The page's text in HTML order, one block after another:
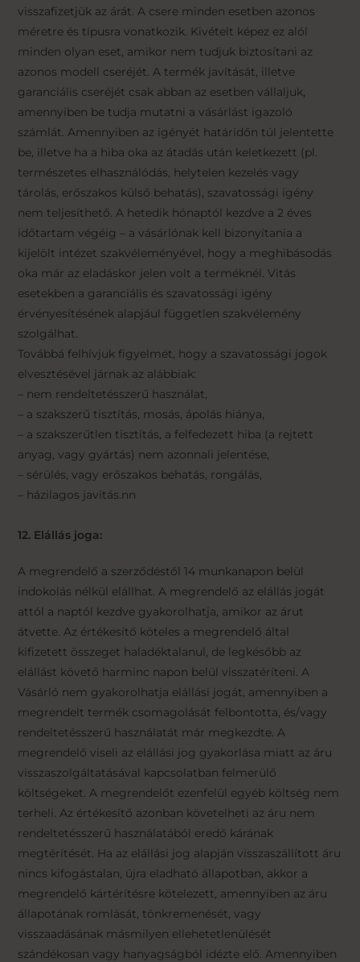
visszafizetjük az árát. A csere minden esetben azonos
méretre és típusra vonatkozik. Kivételt képez ez alól
minden olyan eset, amikor nem tudjuk biztosítani az
azonos modell cseréjét. A termék javítását, illetve
garanciális cseréjét csak abban az esetben vállaljuk,
amennyiben be tudja mutatni a vásárlást igazoló
számlát. Amennyiben az igényét határidőn túl jelentette
be, illetve ha a hiba oka az átadás után keletkezett (pl.
természetes elhasználódás, helytelen kezelés vagy
tárolás, erőszakos külső behatás), szavatossági igény
nem teljesíthető. A hetedik hónaptól kezdve a 2 éves
időtartam végéig – a vásárlónak kell bizonyítania a
kijelölt intézet szakvéleményével, hogy a meghibásodás
oka már az eladáskor jelen volt a terméknél. Vitás
esetekben a garanciális és szavatossági igény
érvényesítésének alapjául független szakvélemény
szolgálhat.
Továbbá felhívjuk figyelmét, hogy a szavatossági jogok
elvesztésével járnak az alábbiak:
– nem rendeltetésszerű használat,
– a szakszerű tisztítás, mosás, ápolás hiánya,
– a szakszerűtlen tisztítás, a felfedezett hiba (a rejtett
anyag, vagy gyártás) nem azonnali jelentése,
– sérülés, vagy erőszakos behatás, rongálás,
– házilagos javítás.nn
12. Elállás joga:
A megrendelő a szerződéstől 14 munkanapon belül
indokolás nélkül elállhat. A megrendelő az elállás jogát
attól a naptól kezdve gyakorolhatja, amikor az árut
átvette. Az értékesítő köteles a megrendelő által
kifizetett összeget haladéktalanul, de legkésőbb az
elállást követő harminc napon belül visszatéríteni. A
Vásárló nem gyakorolhatja elállási jogát, amennyiben a
megrendelt termék csomagolását felbontotta, és/vagy
rendeltetésszerű használatát már megkezdte. A
megrendelő viseli az elállási jog gyakorlása miatt az áru
visszaszolgáltatásával kapcsolatban felmerülő
költségeket. A megrendelőt ezenfelül egyéb költség nem
terheli. Az értékesítő azonban követelheti az áru nem
rendeltetésszerű használatából eredő kárának
megtérítését. Ha az elállási jog alapján visszaszállított áru
nincs kifogástalan, újra eladható állapotban, akkor a
megrendelő kártérítésre kötelezett, amennyiben az áru
állapotának romlását, tönkremenését, vagy
visszaadásának másmilyen ellehetetlenülését
szándékosan vagy hanyagságból idézte elő. Amennyiben